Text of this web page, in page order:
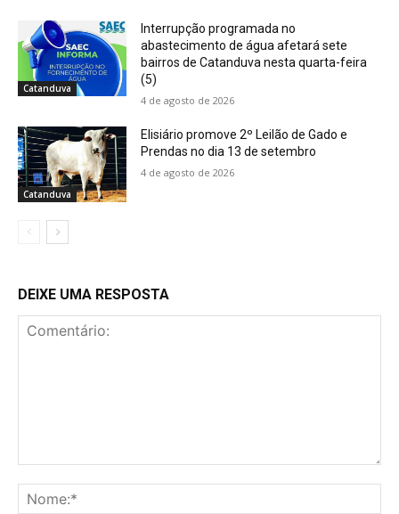
Catanduva
Interrupção programada no
abastecimento de água afetará sete
bairros de Catanduva nesta quarta-feira
(5)
4 de agosto de 2026
Catanduva
Elisiário promove 2º Leilão de Gado e
Prendas no dia 13 de setembro
4 de agosto de 2026
DEIXE UMA RESPOSTA